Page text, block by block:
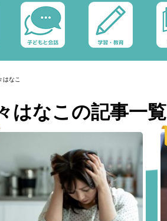
はなこ
はなこの記事一覧